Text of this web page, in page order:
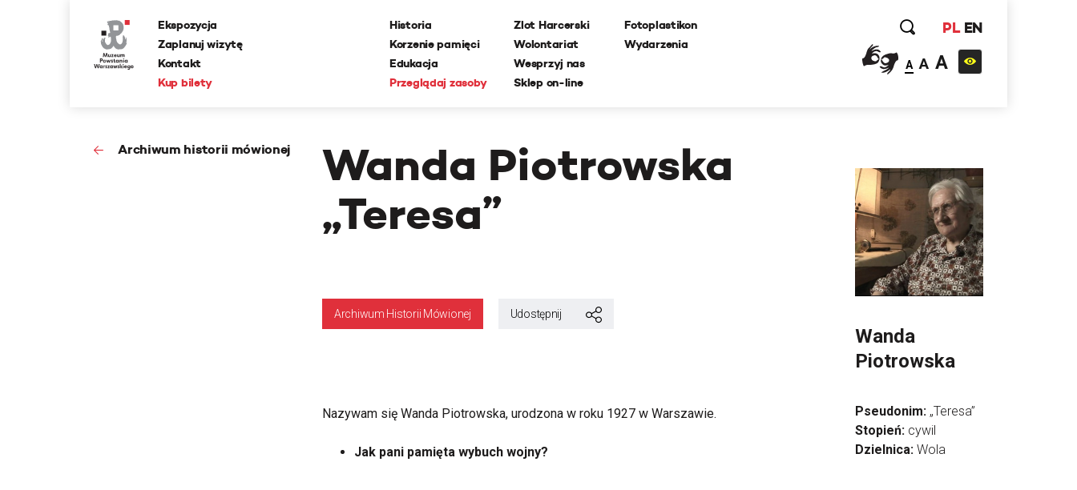
Ekspozycja
Zaplanuj wizytę
Kontakt
Kup bilety
Historia
Korzenie pamięci
Edukacja
Przeglądaj zasoby
Zlot Harcerski
Wolontariat
Wesprzyj nas
Sklep on-line
Fotoplastikon
Wydarzenia
PL EN
A A A
Archiwum historii mówionej
Wanda Piotrowska
„Teresa”
Archiwum Historii Mówionej Udostępnij
Nazywam się Wanda Piotrowska, urodzona w roku 1927 w Warszawie.
Jak pani pamięta wybuch wojny?
Wanda
Piotrowska
Pseudonim: „Teresa”
Stopień: cywil
Dzielnica: Wola